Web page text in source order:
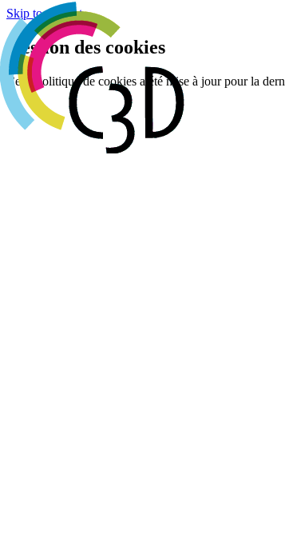
Cookies management panel
Skip to content
Gestion des cookies
Cette politique de cookies a été mise à jour pour la